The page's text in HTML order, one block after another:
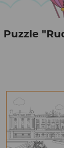
Puzzle